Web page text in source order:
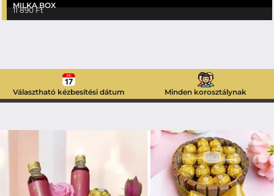
MILKA BOX
11 890 Ft
Választható kézbesítési dátum Minden korosztálynak